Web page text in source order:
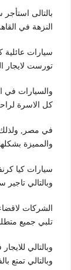
بالتالى
النزهة في القاهرة01100092199,
تورست لايجار
والسيارات في
كل الاسرة
في مصر, ولذلك
والمميزة
سيارات كيا
وبالتالي
الشركات
تلبي جميع
وبالتالي تمتع